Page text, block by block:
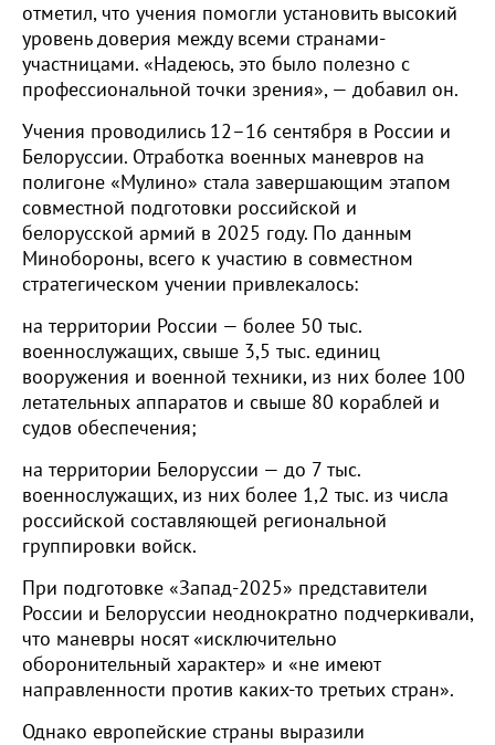
отметил, что учения помогли установить высокий
уровень доверия между всеми странами-
участницами. «Надеюсь, это было полезно с
профессиональной точки зрения», — добавил он.
Учения проводились 12–16 сентября в России и
Белоруссии. Отработка военных маневров на
полигоне «Мулино» стала завершающим этапом
совместной подготовки российской и
белорусской армий в 2025 году. По данным
Минобороны, всего к участию в совместном
стратегическом учении привлекалось:
на территории России — более 50 тыс.
военнослужащих, свыше 3,5 тыс. единиц
вооружения и военной техники, из них более 100
летательных аппаратов и свыше 80 кораблей и
судов обеспечения;
на территории Белоруссии — до 7 тыс.
военнослужащих, из них более 1,2 тыс. из числа
российской составляющей региональной
группировки войск.
При подготовке «Запад-2025» представители
России и Белоруссии неоднократно подчеркивали,
что маневры носят «исключительно
оборонительный характер» и «не имеют
направленности против каких-то третьих стран».
Однако европейские страны выразили